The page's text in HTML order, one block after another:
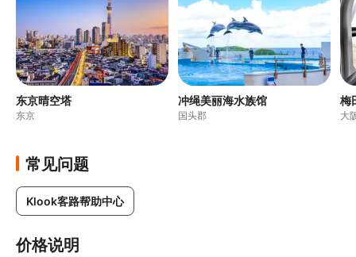
东京晴空塔
东京
冲绳美丽海水族馆
国头郡
梅
大
常见问题
Klook客路帮助中心
价格说明